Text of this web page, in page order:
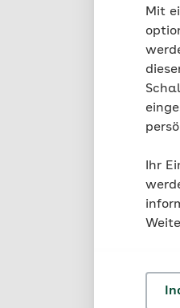
Mit
Ihr
treten
multiple